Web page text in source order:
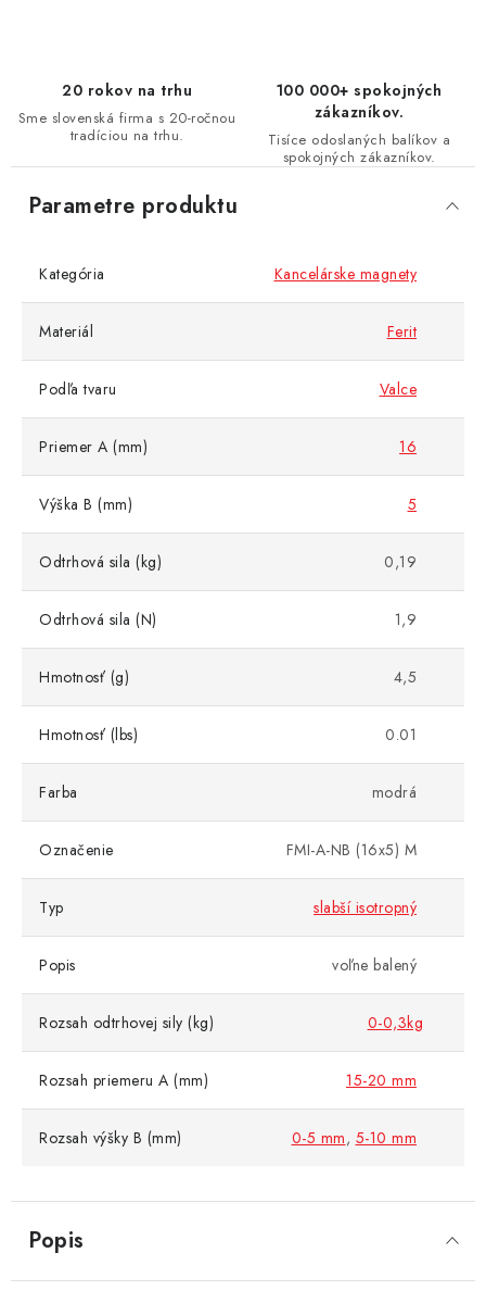
20 rokov na trhu
Sme slovenská firma s 20-ročnou
tradíciou na trhu.
100 000+ spokojných
zákazníkov.
Tisíce odoslaných balíkov a
spokojných zákazníkov.
Popis
Parametre produktu
Kategória Kancelárske magnety
Materiál Ferit
Podľa tvaru Valce
Priemer A (mm) 16
Výška B (mm) 5
Odtrhová sila (kg) 0,19
Odtrhová sila (N) 1,9
Hmotnosť (g) 4,5
Hmotnosť (lbs) 0.01
Farba modrá
Označenie FMI-A-NB (16x5) M
Typ slabší isotropný
Popis voľne balený
Rozsah odtrhovej sily (kg) 0-0,3kg
Rozsah priemeru A (mm) 15-20 mm
Rozsah výšky B (mm) 0-5 mm, 5-10 mm